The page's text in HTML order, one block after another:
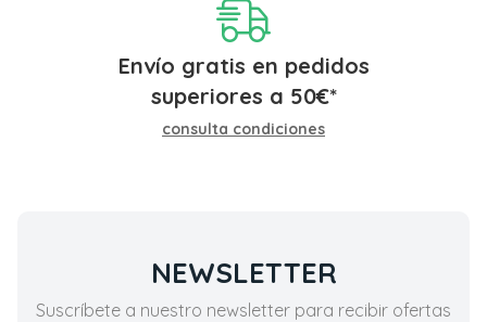
Envío gratis en pedidos
superiores a 50€*
consulta condiciones
NEWSLETTER
Suscríbete a nuestro newsletter para recibir ofertas